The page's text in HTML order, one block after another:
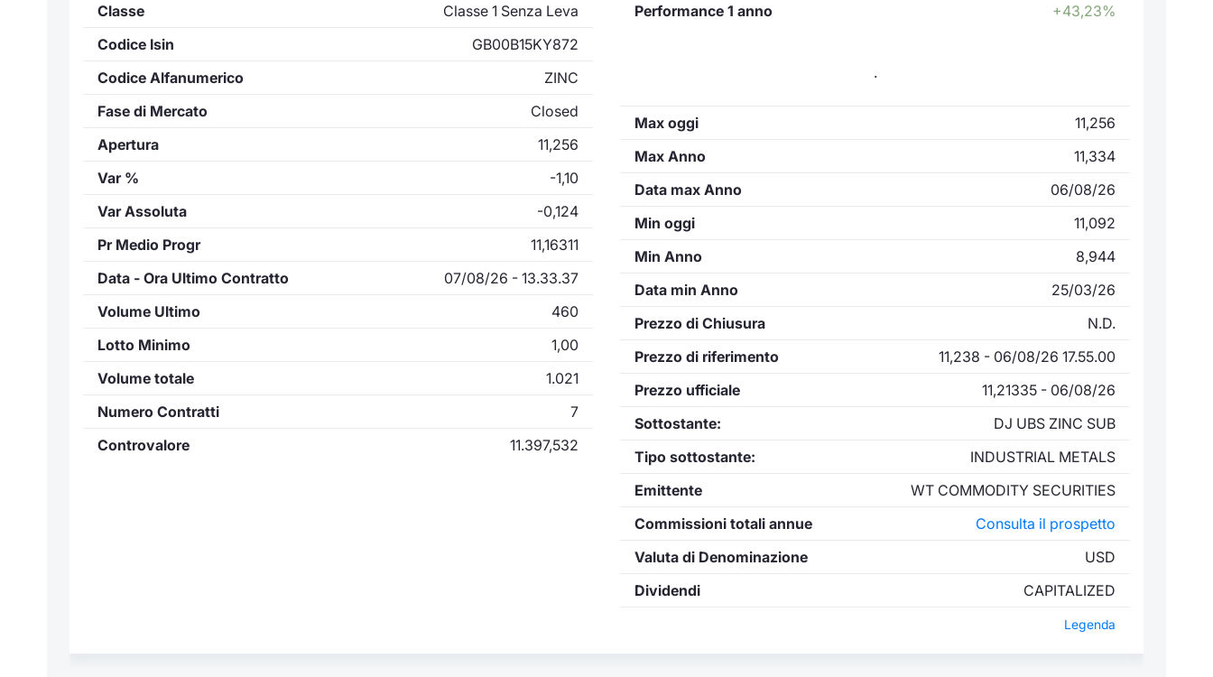
Classe
Classe 1 Senza Leva
Codice Isin
GB00B15KY872
Codice Alfanumerico
ZINC
Fase di Mercato
Closed
Apertura
11,256
Var %
-1,10
Var Assoluta
-0,124
Pr Medio Progr
11,16311
Data - Ora Ultimo Contratto
07/08/26 - 13.33.37
Volume Ultimo
460
Lotto Minimo
1,00
Volume totale
1.021
Numero Contratti
7
Controvalore
11.397,532
Performance 1 anno
+43,23%
.
Max oggi
11,256
Max Anno
11,334
Data max Anno
06/08/26
Min oggi
11,092
Min Anno
8,944
Data min Anno
25/03/26
Prezzo di Chiusura
N.D.
Prezzo di riferimento
11,238 - 06/08/26 17.55.00
Prezzo ufficiale
11,21335 - 06/08/26
Sottostante:
DJ UBS ZINC SUB
Tipo sottostante:
INDUSTRIAL METALS
Emittente
WT COMMODITY SECURITIES
Commissioni totali annue
Consulta il prospetto
Valuta di Denominazione
USD
Dividendi
CAPITALIZED
Legenda